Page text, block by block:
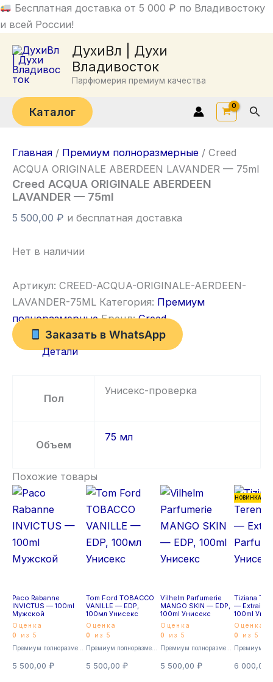
Бесплатная доставка от 5 000 ₽ по Владивостоку
и всей России!
Перейти
к
ДухиВл | Духи
Владивосток
Парфюмерия премиум качества
Каталог
Главная / Премиум полноразмерные / Creed
ACQUA ORIGINALE AВERDEEN LAVANDER — 75ml
Creed ACQUA ORIGINALE AВERDEEN
LAVANDER — 75ml
5 500,00 ₽ и бесплатная доставка
Нет в наличии
Артикул: CREED-ACQUA-ORIGINALE-AERDEEN-
LAVANDER-75ML Категория: Премиум
полноразмерные Бренд:Creed
Заказать в WhatsApp
Детали
Пол
Унисекс-проверка
Объем
75 мл
Похожие товары
Paco Rabanne
INVICTUS — 100ml
Мужской
Оценка
0
из 5
5 500,00 ₽
Tom Ford TOBACCO
VANILLE — EDP,
100мл Унисекс
Оценка
0
из 5
5 500,00₽
Премиум полноразмерные
Vilhelm Parfumerie
MANGO SKIN — EDP,
100ml Унисекс
Оценка
0
из 5
5 500,00 ₽
НОВИНКА
Tiziana
— Extrait
100ml
Оценка
0
из 5
6 000,00